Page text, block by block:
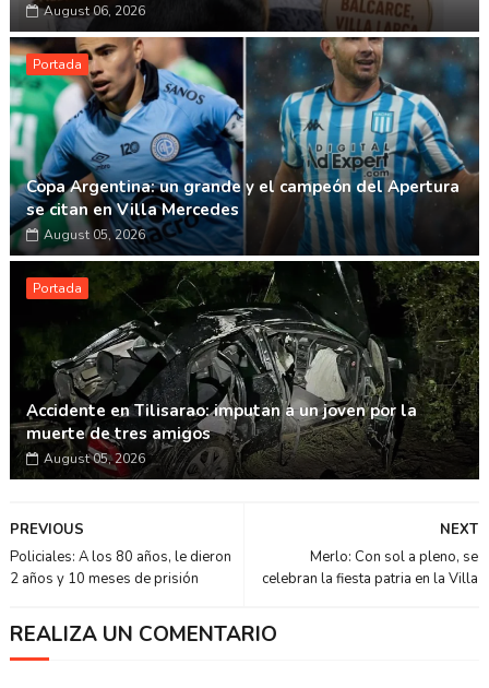
August 06, 2026
Portada
Copa Argentina: un grande y el campeón del Apertura
se citan en Villa Mercedes
August 05, 2026
Portada
Accidente en Tilisarao: imputan a un joven por la
muerte de tres amigos
August 05, 2026
NEXT
Merlo: Con sol a pleno, se
celebran la fiesta patria en la Villa
PREVIOUS
Policiales: A los 80 años, le dieron
2 años y 10 meses de prisión
REALIZA UN COMENTARIO